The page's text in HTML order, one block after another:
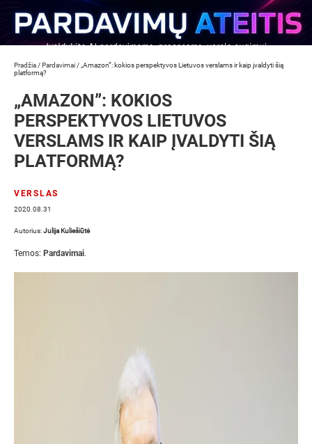
Pradžia /Pardavimai / „Amazon”: kokios perspektyvos Lietuvos verslams ir kaip įvaldyti šią
platformą?
„AMAZON”: KOKIOS
PERSPEKTYVOS LIETUVOS
VERSLAMS IR KAIP ĮVALDYTI ŠIĄ
PLATFORMĄ?
VERSLAS
2020.08.31
Autorius:Julija Kuliešiūtė
Temos: Pardavimai.